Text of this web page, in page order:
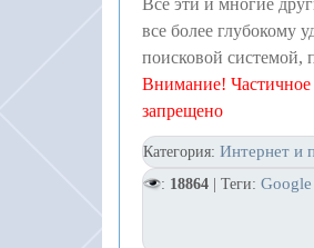
все более глубокому
поисковой системой,
Внимание! Частичное
запрещено
Категория: Интернет и
: 18864 | Теги: Google